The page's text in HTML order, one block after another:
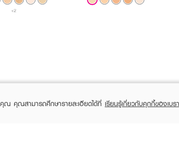
+2
คุณ คุณสามารถศึกษารายละเอียดได้ที่ เรียนรู้เกี่ยวกับคุกกี้ของเบร